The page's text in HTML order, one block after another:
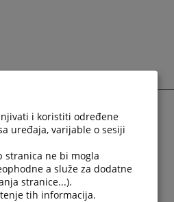
i koristiti određene
uređaja, varijable o sesiji
stranica ne bi mogla
a služe za dodatne
stranice...).
tih informacija.